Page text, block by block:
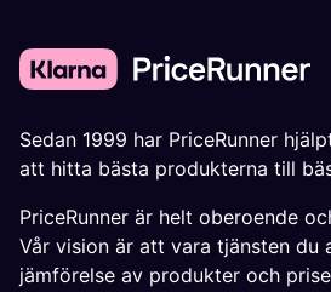
Sedan 1999 har PriceRunner
att hitta bästa produkterna till
PriceRunner är helt oberoende
Vår vision är att vara tjänsten du
jämförelse av produkter och